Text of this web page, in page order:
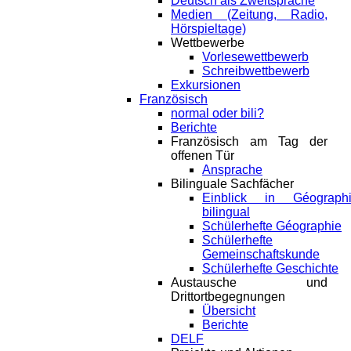
Medien (Zeitung, Radio,
Hörspieltage)
Wettbewerbe
Vorlesewettbewerb
Schreibwettbewerb
Exkursionen
Französisch
normal oder bili?
Berichte
Französisch am Tag der
offenen Tür
Ansprache
Bilinguale Sachfächer
Einblick in
bilingual
Schülerhefte Géographie
Schülerhefte
Gemeinschaftskunde
Schülerhefte Geschichte
Austausche und
Drittortbegegnungen
Übersicht
Berichte
DELF